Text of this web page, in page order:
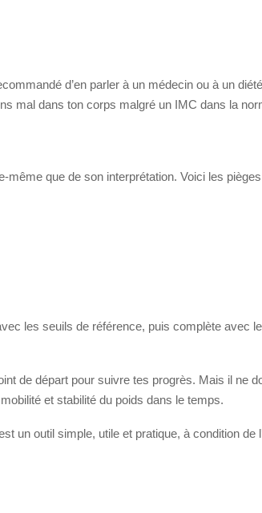
d’en parler à un médecin ou à un
mal dans ton corps malgré un IMC dans la
que de son interprétation. Voici les
les seuils de référence, puis complète avec
de départ pour suivre tes progrès. Mais il ne
et stabilité du poids dans le temps.
un outil simple, utile et pratique, à condition